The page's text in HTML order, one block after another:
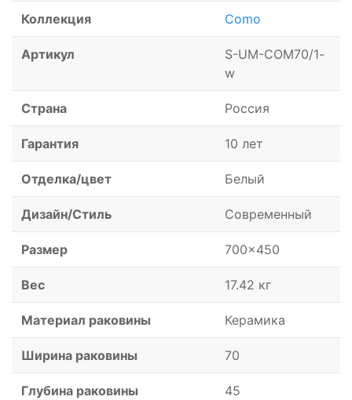
Коллекция Como
Артикул
S-UM-COM70/1-
w
Страна Россия
Гарантия 10 лет
Отделка/цвет Белый
Дизайн/Стиль Современный
Размер 700x450
Вес 17.42 кг
Материал раковины Керамика
Ширина раковины 70
Глубина раковины 45